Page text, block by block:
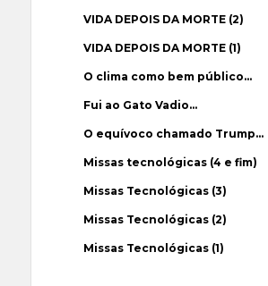
VIDA DEPOIS DA MORTE (2)
VIDA DEPOIS DA MORTE (1)
O clima como bem público…
Fui ao Gato Vadio…
O equívoco chamado Trump…
Missas tecnológicas (4 e fim)
Missas Tecnológicas (3)
Missas Tecnológicas (2)
Missas Tecnológicas (1)